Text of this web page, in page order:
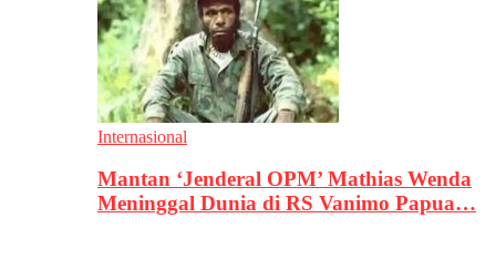
Internasional
Mantan ‘Jenderal OPM’ Mathias Wenda
Meninggal Dunia di RS Vanimo Papua…